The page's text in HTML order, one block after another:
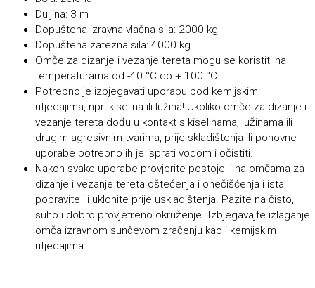
Duljina: 3 m
Dopuštena izravna vlačna sila: 2000 kg
Dopuštena zatezna sila: 4000 kg
Omče za dizanje i vezanje tereta mogu se koristiti na
temperaturama od -40 °C do + 100 °C
Potrebno je izbjegavati uporabu pod kemijskim
utjecajima, npr. kiselina ili lužina! Ukoliko omče za dizanje i
vezanje tereta dođu u kontakt s kiselinama, lužinama ili
drugim agresivnim tvarima, prije skladištenja ili ponovne
uporabe potrebno ih je isprati vodom i očistiti.
Nakon svake uporabe provjerite postoje li na omčama za
dizanje i vezanje tereta oštećenja i onečišćenja i ista
popravite ili uklonite prije uskladištenja. Pazite na čisto,
suho i dobro provjetreno okruženje. Izbjegavajte izlaganje
omča izravnom sunčevom zračenju kao i kemijskim
utjecajima.